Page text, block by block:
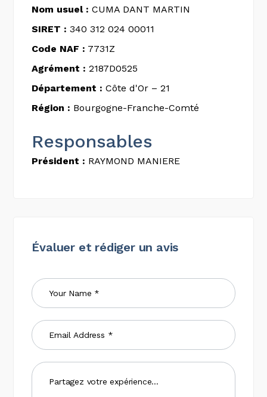
Nom usuel : CUMA DANT MARTIN
SIRET : 340 312 024 00011
Code NAF : 7731Z
Agrément : 2187D0525
Département : Côte d'Or – 21
Région : Bourgogne-Franche-Comté
Responsables
Président : RAYMOND MANIERE
Évaluer et rédiger un avis